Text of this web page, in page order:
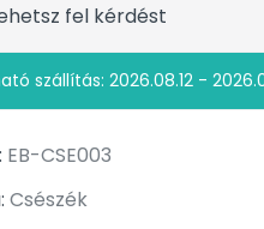
fel kérdést
szállítás: 2026.08.12 -
EB-CSE003
Csészék